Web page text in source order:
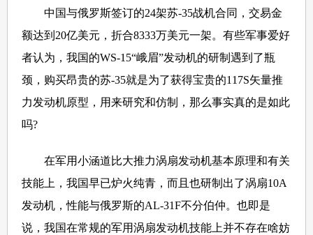
中国与俄罗斯签订的24架苏-35战机合同，交易金
额达到20亿美元，折合8333万美元一架。有些军事爱好
者认为，我国的WS-15“峨眉”发动机的研制遇到了瓶
颈，购买昂贵的苏-35就是为了获得宝贵的117S矢量推
力发动机原型，用来研究和仿制，那么事实真的是如此
吗?
在军用小涵道比大推力涡扇发动机基本原理和有关
技能上，我国早已炉火纯青，而且也研制出了涡扇10A
发动机，性能与俄罗斯的AL-31F不分伯仲。也即是
说，我国在常规的军用涡扇发动机技能上并不存在啥妨